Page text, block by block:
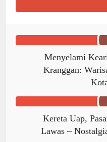
Menyelami
Kranggan:
Kereta Uap,
Lawas –